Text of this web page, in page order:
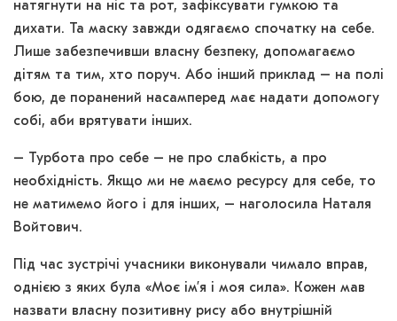
натягнути на ніс та рот, зафіксувати гумкою та
дихати. Та маску завжди одягаємо спочатку на себе.
Лише забезпечивши власну безпеку, допомагаємо
дітям та тим, хто поруч. Або інший приклад – на полі
бою, де поранений насамперед має надати допомогу
собі, аби врятувати інших.
– Турбота про себе – не про слабкість, а про
необхідність. Якщо ми не маємо ресурсу для себе, то
не матимемо його і для інших, – наголосила Наталя
Войтович.
Під час зустрічі учасники виконували чимало вправ,
однією з яких була «Моє ім’я і моя сила». Кожен мав
назвати власну позитивну рису або внутрішній